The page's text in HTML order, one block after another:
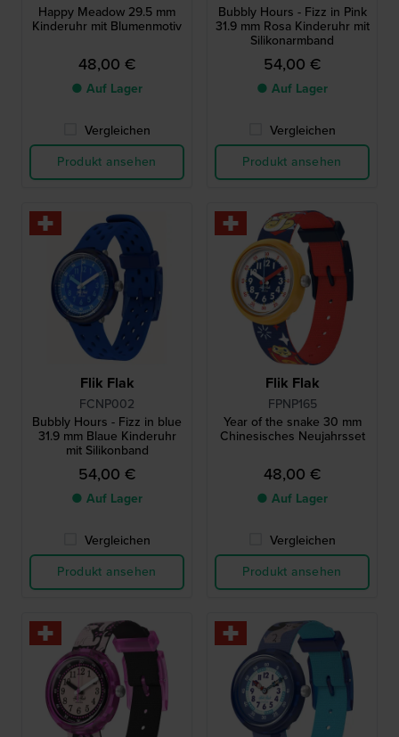
Happy Meadow 29.5 mm
Kinderuhr mit Blumenmotiv
48,00 €
● Auf Lager
Vergleichen
Produkt ansehen
Bubbly Hours - Fizz in Pink
31.9 mm Rosa Kinderuhr mit
Silikonarmband
54,00 €
● Auf Lager
Vergleichen
Produkt ansehen
Flik Flak
FCNP002
Bubbly Hours - Fizz in blue
31.9 mm Blaue Kinderuhr
mit Silikonband
54,00 €
● Auf Lager
Vergleichen
Produkt ansehen
Flik Flak
FPNP165
Year of the snake 30 mm
Chinesisches Neujahrsset
48,00 €
● Auf Lager
Vergleichen
Produkt ansehen